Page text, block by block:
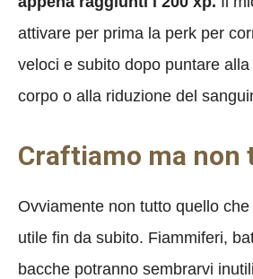
attivare per prima la perk per
veloci e subito dopo puntare
corpo o alla riduzione del
Craftiamo ma non
Ovviamente non tutto quello
utile fin da subito. Fiammiferi,
bacche potranno sembrarvi